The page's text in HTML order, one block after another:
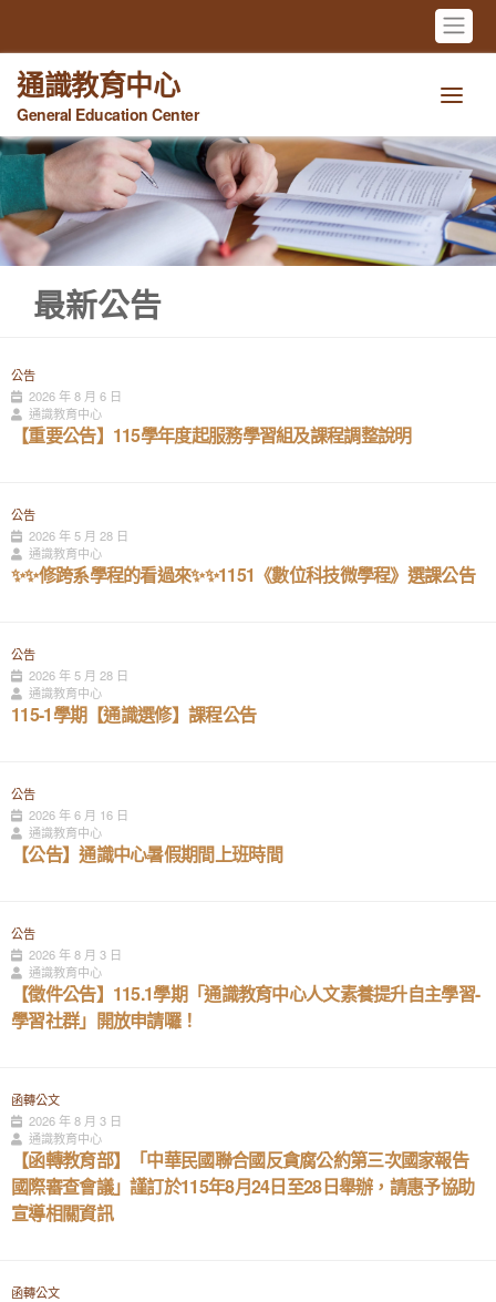
通識教育中心
General Education Center
最新公告
公告
2026 年 8 月 6 日
通識教育中心
【重要公告】115學年度起服務學習組及課程調整說明
公告
2026 年 5 月 28 日
通識教育中心
✨✨修跨系學程的看過來✨✨1151《數位科技微學程》選課公告
公告
2026 年 5 月 28 日
通識教育中心
115-1學期【通識選修】課程公告
公告
2026 年 6 月 16 日
通識教育中心
【公告】通識中心暑假期間上班時間
公告
2026 年 8 月 3 日
通識教育中心
【徵件公告】115.1學期「通識教育中心人文素養提升自主學習-
學習社群」開放申請囉！
函轉公文
2026 年 8 月 3 日
通識教育中心
【函轉教育部】「中華民國聯合國反貪腐公約第三次國家報告
國際審查會議」謹訂於115年8月24日至28日舉辦，請惠予協助
宣導相關資訊
函轉公文